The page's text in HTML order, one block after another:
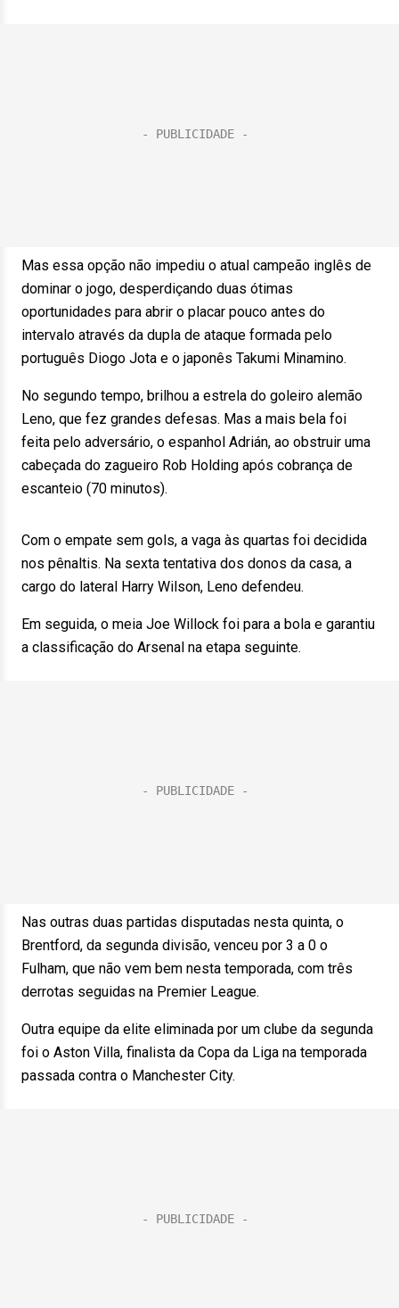
Mas essa opção não impediu o atual campeão inglês de
dominar o jogo, desperdiçando duas ótimas
oportunidades para abrir o placar pouco antes do
intervalo através da dupla de ataque formada pelo
português Diogo Jota e o japonês Takumi Minamino.
No segundo tempo, brilhou a estrela do goleiro alemão
Leno, que fez grandes defesas. Mas a mais bela foi
feita pelo adversário, o espanhol Adrián, ao obstruir uma
cabeçada do zagueiro Rob Holding após cobrança de
escanteio (70 minutos).
Com o empate sem gols, a vaga às quartas foi decidida
nos pênaltis. Na sexta tentativa dos donos da casa, a
cargo do lateral Harry Wilson, Leno defendeu.
Em seguida, o meia Joe Willock foi para a bola e garantiu
a classificação do Arsenal na etapa seguinte.
Nas outras duas partidas disputadas nesta quinta, o
Brentford, da segunda divisão, venceu por 3 a 0 o
Fulham, que não vem bem nesta temporada, com três
derrotas seguidas na Premier League.
Outra equipe da elite eliminada por um clube da segunda
foi o Aston Villa, finalista da Copa da Liga na temporada
passada contra o Manchester City.